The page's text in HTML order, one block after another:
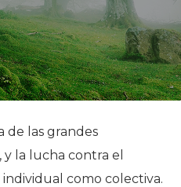
de las grandes
la lucha contra el
como colectiva.